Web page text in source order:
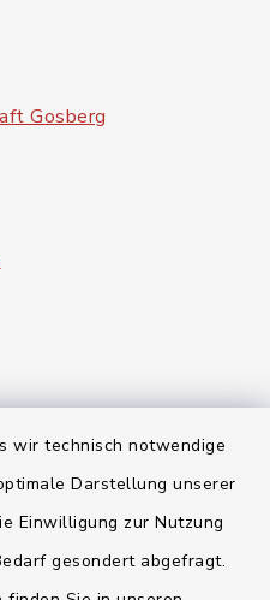
wir technisch notwendige
Darstellung unserer
Einwilligung zur Nutzung
gesondert abgefragt.
Gosberg